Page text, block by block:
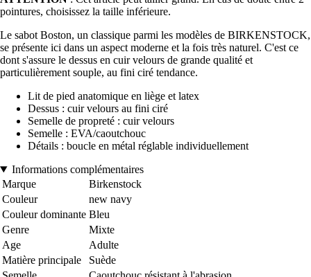
pointures, choisissez la taille inférieure.
Le sabot Boston, un classique parmi les modèles de BIRKENSTOCK,
se présente ici dans un aspect moderne et la fois très naturel. C'est ce
dont s'assure le dessus en cuir velours de grande qualité et
particulièrement souple, au fini ciré tendance.
Lit de pied anatomique en liège et latex
Dessus : cuir velours au fini ciré
Semelle de propreté : cuir velours
Semelle : EVA/caoutchouc
Détails : boucle en métal réglable individuellement
Informations complémentaires
Marque
Birkenstock
Couleur
new navy
Couleur dominante Bleu
Genre
Mixte
Age
Adulte
Matière principale
Suède